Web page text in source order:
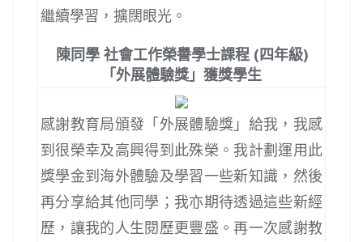
繼續學習，擴闊眼光。
陳同學 社會工作榮譽學士課程 (四年級)
「外展體驗獎」獲獎學生
感謝教育局頒發「外展體驗獎」給我，我感
到很榮幸及高興得到此殊榮。我計劃運用此
獎學金到海外體驗及學習一些新知識，然後
再分享給其他同學；我亦期待透過這些新經
歷，讓我的人生閱歷更豐盛。再一次感謝教